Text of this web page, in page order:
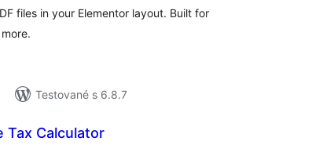
files in your Elementor layout. Built for
Testované s 6.8.7
Tax Calculator